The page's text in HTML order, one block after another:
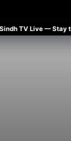
TV Live — Stay